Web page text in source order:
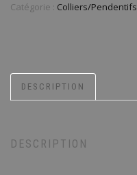
Catégorie : Colliers/Pendentifs
DESCRIPTION
DESCRIPTION